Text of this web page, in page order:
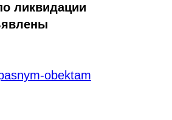
ликвидации
obektam